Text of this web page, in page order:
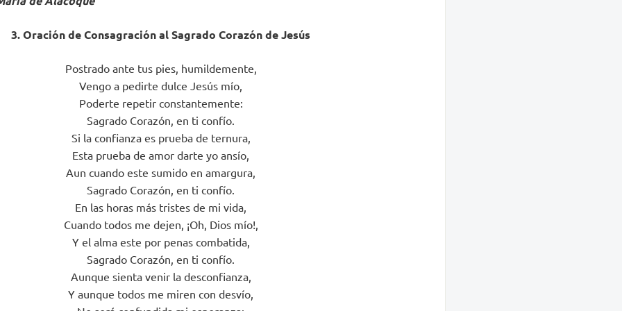
3. Oración de Consagración al Sagrado Corazón de Jesús
Postrado ante tus pies, humildemente,
Vengo a pedirte dulce Jesús mío,
Poderte repetir constantemente:
Sagrado Corazón, en ti confío.
Si la confianza es prueba de ternura,
Esta prueba de amor darte yo ansío,
Aun cuando este sumido en amargura,
Sagrado Corazón, en ti confío.
En las horas más tristes de mi vida,
Cuando todos me dejen, ¡Oh, Dios mío!,
Y el alma este por penas combatida,
Sagrado Corazón, en ti confío.
Aunque sienta venir la desconfianza,
Y aunque todos me miren con desvío,